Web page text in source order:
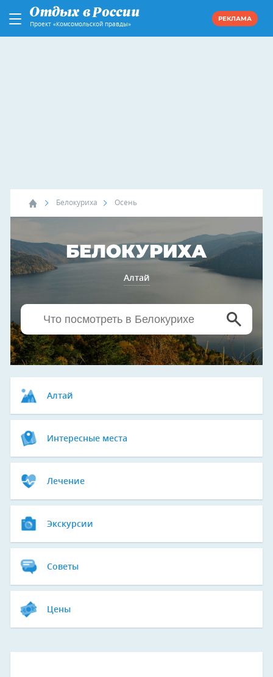
Проект «Комсомольской правды»
РЕКЛАМА
Белокуриха Осень
БЕЛОКУРИХА
Алтай
Алтай
Интересные места
Лечение
Экскурсии
Советы
Цены